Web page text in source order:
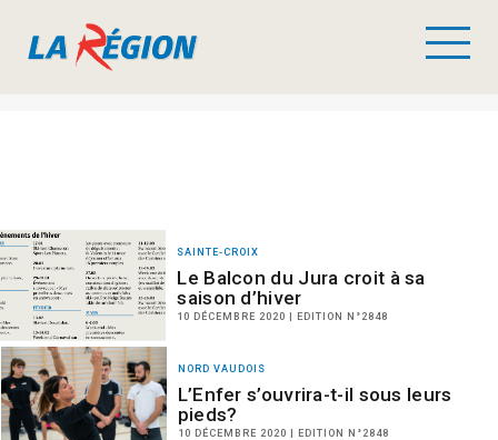
SAINTE-CROIX
Le Balcon du Jura croit à sa
saison d’hiver
10 DÉCEMBRE 2020 | EDITION N°2848
NORD VAUDOIS
L’Enfer s’ouvrira-t-il sous leurs
pieds?
10 DÉCEMBRE 2020 | EDITION N°2848